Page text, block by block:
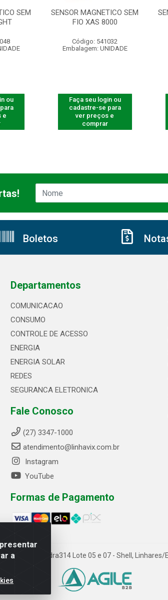
SEM
ou
e
SENSOR MAGNETICO SEM
FIO XAS 8000
Código: 541032
Embalagem: UNIDADE
Faça seu login ou
cadastre-se para
ver preços e
comprar
a
Boletos
Departamentos
COMUNICACAO
CONSUMO
CONTROLE DE ACESSO
ENERGIA
ENERGIA SOLAR
REDES
SEGURANCA ELETRONICA
Fale Conosco
(27) 3347-1000
atendimento@linhavix.com.br
Instagram
YouTube
Formas de Pagamento
2521 - Quadra314 Lote 05 e 07 - Shell,